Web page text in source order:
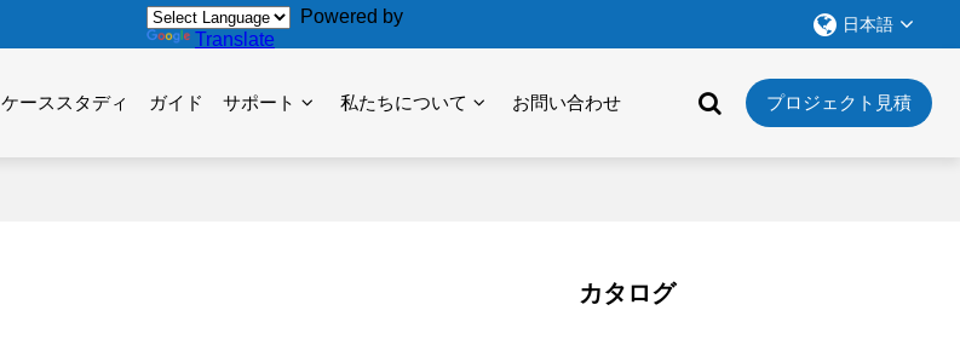
Powered by
Translate
日本語
ケーススタディ ガイド サポート 私たちについて お問い合わせ プロジェクト見積
カタログ